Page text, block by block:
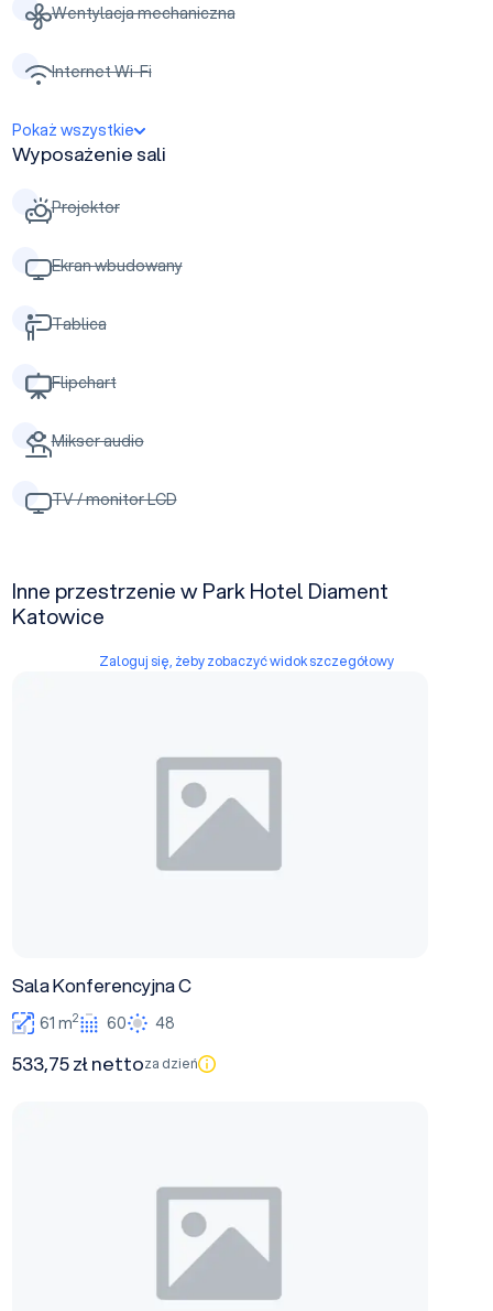
Wentylacja mechaniczna
Internet Wi-Fi
Pokaż wszystkie
Wyposażenie sali
Projektor
Ekran wbudowany
Tablica
Flipchart
Mikser audio
TV / monitor LCD
Inne przestrzenie w Park Hotel Diament
Katowice
Zaloguj się, żeby zobaczyć widok szczegółowy
Sala Konferencyjna C
61 m2 60 48
533,75 zł nettoza dzień